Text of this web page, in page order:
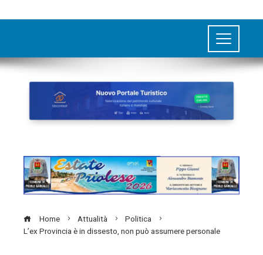
Home Attualità
Politica
L’ex Provincia è in dissesto, non può assumere personale